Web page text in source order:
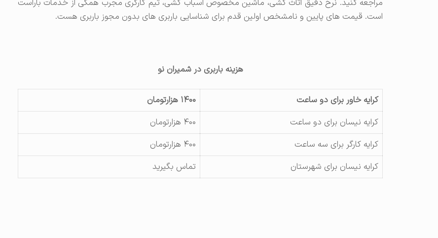
مراجعه کنید. نرخ دقیق اثاث کشی، ماشین مخصوص اسباب کشی، تیم کارگری مجرب همگی از خدمات باراست
است. قیمت های پایین و نامشخص اولین قدم برای شناسایی باربری های بدون مجوز باربری هست.
هزینه باربری در شمیران نو
کرایه خاور برای دو ساعت
۱۴۰۰ هزارتومان
کرایه نیسان برای دو ساعت
۴۰۰ هزارتومان
کرایه کارگر برای سه ساعت
۴۰۰ هزارتومان
کرایه نیسان برای شهرستان
تماس بگیرید